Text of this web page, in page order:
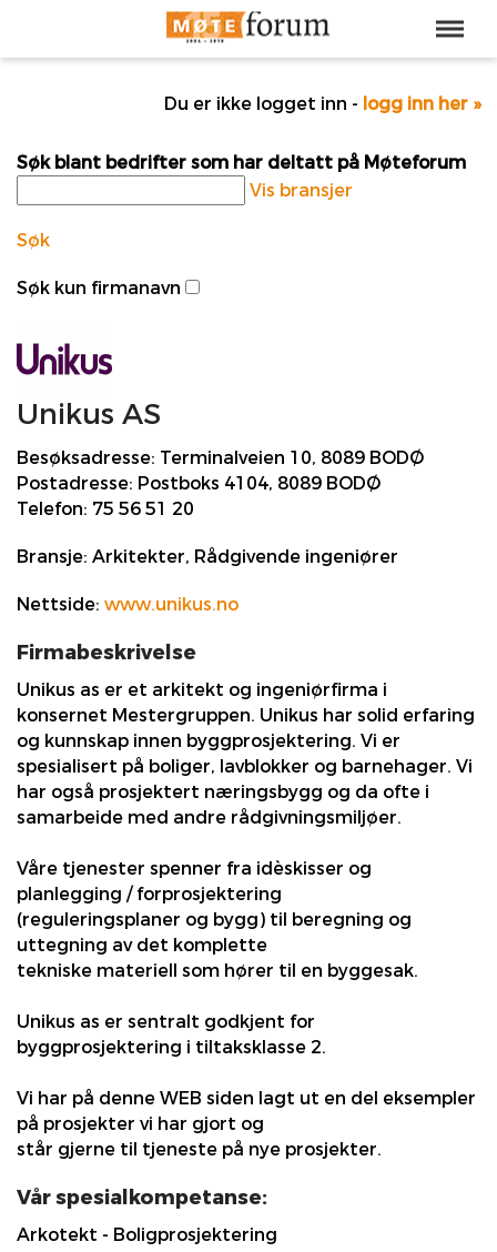
Du er ikke logget inn - logg inn her »
Søk blant bedrifter som har deltatt på Møteforum
Vis bransjer
Søk
Søk kun firmanavn
Unikus AS
Besøksadresse: Terminalveien 10, 8089 BODØ
Postadresse: Postboks 4104, 8089 BODØ
Telefon: 75 56 51 20
Bransje: Arkitekter, Rådgivende ingeniører
Nettside: www.unikus.no
Firmabeskrivelse
Unikus as er et arkitekt og ingeniørfirma i
konsernet Mestergruppen. Unikus har solid erfaring
og kunnskap innen byggprosjektering. Vi er
spesialisert på boliger, lavblokker og barnehager. Vi
har også prosjektert næringsbygg og da ofte i
samarbeide med andre rådgivningsmiljøer.
Våre tjenester spenner fra idèskisser og
planlegging / forprosjektering
(reguleringsplaner og bygg) til beregning og
uttegning av det komplette
tekniske materiell som hører til en byggesak.
Unikus as er sentralt godkjent for
byggprosjektering i tiltaksklasse 2.
Vi har på denne WEB siden lagt ut en del eksempler
på prosjekter vi har gjort og
står gjerne til tjeneste på nye prosjekter.
Vår spesialkompetanse:
Arkotekt - Boligprosjektering